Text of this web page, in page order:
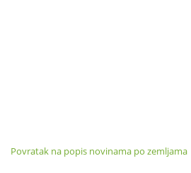
Povratak na popis novinama po zemljama